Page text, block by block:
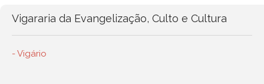
Vigararia da Evangelização, Culto e Cultura
- Vigário